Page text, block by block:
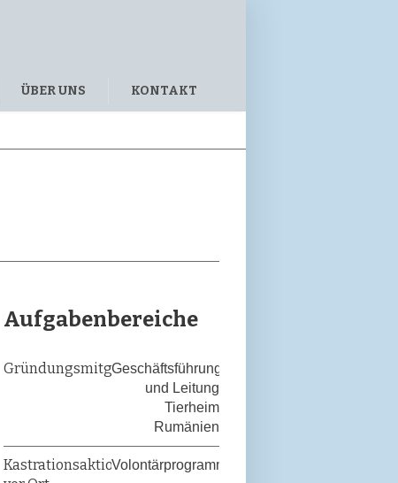
ÜBER UNS KONTAKT
Aufgabenbereiche
GründungsmitgliedGeschäftsführung
und Leitung
Tierheim
Rumänien
KastrationsaktionenVolontärprogramm